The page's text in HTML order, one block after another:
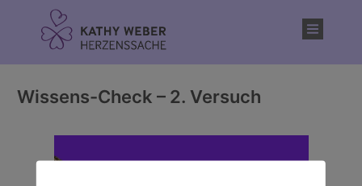
Wissens-Check – 2. Versuch